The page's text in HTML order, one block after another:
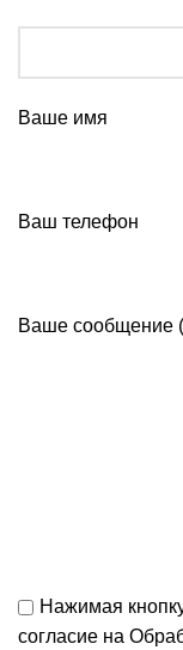
Ваше имя
Ваш телефон
Ваше сообщение
Нажимая
согласие на